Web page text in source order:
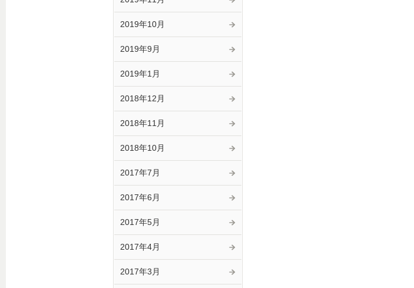
2019年10月
2019年9月
2019年1月
2018年12月
2018年11月
2018年10月
2017年7月
2017年6月
2017年5月
2017年4月
2017年3月